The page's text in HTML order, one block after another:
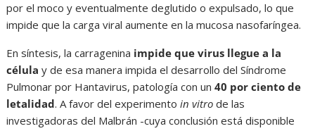
por el moco y eventualmente deglutido o expulsado, lo que
impide que la carga viral aumente en la mucosa nasofaríngea.
En síntesis, la carragenina impide que virus llegue a la
célula y de esa manera impida el desarrollo del Síndrome
Pulmonar por Hantavirus, patología con un40 por ciento de
letalidad. A favor del experimentoin vitro de las
investigadoras del Malbrán -cuya conclusión está disponible